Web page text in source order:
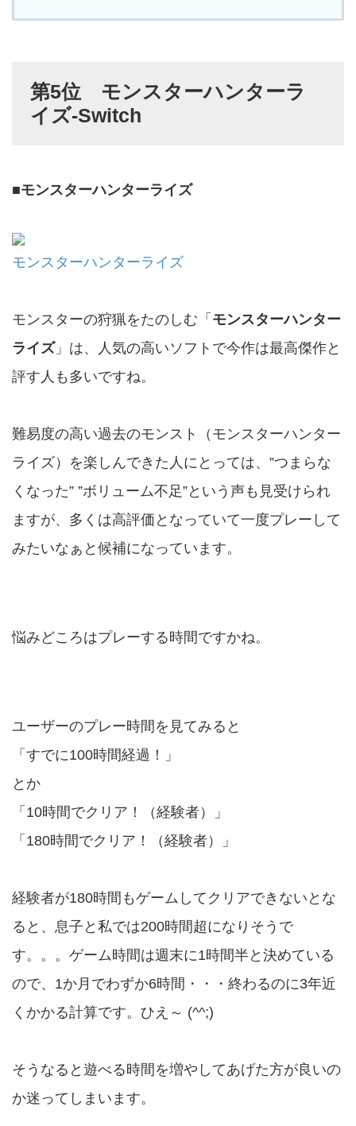
第5位 モンスターハンターラ
イズ-Switch
■モンスターハンターライズ
モンスターハンターライズ
モンスターの狩猟をたのしむ「 モンスターハンター
ライズ」は、人気の高いソフトで今作は最高傑作と
評す人も多いですね。
難易度の高い過去のモンスト（モンスターハンター
ライズ）を楽しんできた人にとっては、”つまらな
くなった” ”ボリューム不足”という声も見受けられ
ますが、多くは高評価となっていて一度プレーして
みたいなぁと候補になっています。
悩みどころはプレーする時間ですかね。
ユーザーのプレー時間を見てみると
「すでに100時間経過！」
とか
「10時間でクリア！（経験者）」
「180時間でクリア！（経験者）」
経験者が180時間もゲームしてクリアできないとな
ると、息子と私では200時間超になりそうで
す。。。ゲーム時間は週末に1時間半と決めている
ので、1か月でわずか6時間・・・終わるのに3年近
くかかる計算です。ひえ～ (^^;)
そうなると遊べる時間を増やしてあげた方が良いの
か迷ってしまいます。